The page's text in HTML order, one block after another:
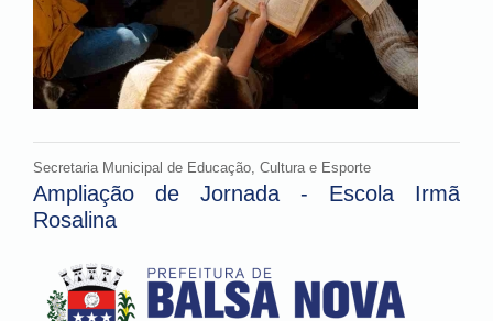
Secretaria Municipal de Educação, Cultura e Esporte
Ampliação de Jornada - Escola Irmã
Rosalina